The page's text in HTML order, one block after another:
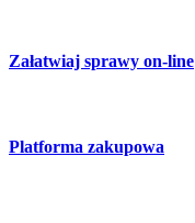
Załatwiaj sprawy on-line
Platforma zakupowa